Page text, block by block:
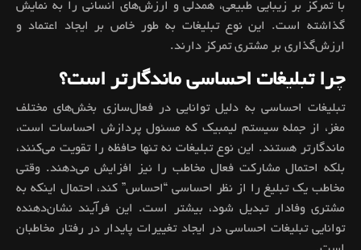
با تمرکز بر زیبایی طبیعی، همدلی و ارزش‌های انسانی را به نمایش
گذاشته است. این نوع تبلیغات به طور خاص بر ایجاد اعتماد و
ارزش‌گذاری بر مشتری تمرکز دارند.
چرا تبلیغات احساسی ماندگارتر است؟
تبلیغات احساسی به دلیل توانایی در فعال‌سازی بخش‌های مختلف
مغز، از جمله سیستم لیمبیک که مسئول پردازش احساسات است،
ماندگارتر هستند. این نوع تبلیغات نه تنها حافظه را تقویت می‌کنند،
بلکه احتمال مشارکت فعال مخاطب را نیز افزایش می‌دهند. وقتی
مخاطب یک تبلیغ را از نظر احساسی “احساس” کند، احتمال اینکه به
مشتری وفادار تبدیل شود، بیشتر است. این فرآیند نشان‌دهنده
توانایی تبلیغات احساسی در ایجاد تغییرات پایدار در رفتار مخاطبان